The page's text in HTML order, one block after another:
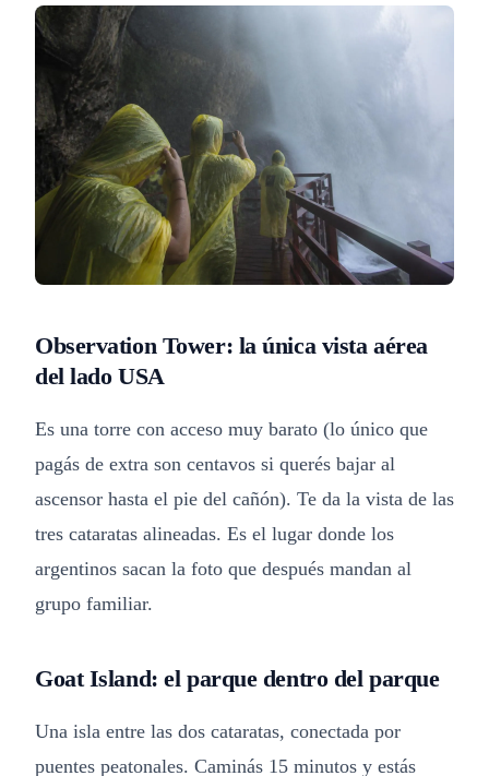
Observation Tower: la única vista aérea
del lado USA
Es una torre con acceso muy barato (lo único que
pagás de extra son centavos si querés bajar al
ascensor hasta el pie del cañón). Te da la vista de las
tres cataratas alineadas. Es el lugar donde los
argentinos sacan la foto que después mandan al
grupo familiar.
Goat Island: el parque dentro del parque
Una isla entre las dos cataratas, conectada por
puentes peatonales. Caminás 15 minutos y estás